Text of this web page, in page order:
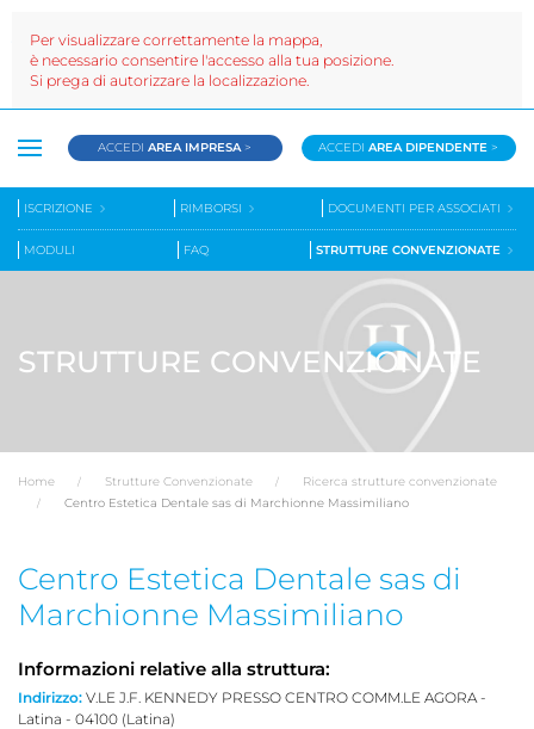
ACCEDIAREA IMPRESA > ACCEDIAREA DIPENDENTE >
ISCRIZIONE RIMBORSI DOCUMENTI PER ASSOCIATI
MODULI FAQ STRUTTURE CONVENZIONATE
STRUTTURE CONVENZIONATE
Home Strutture Convenzionate
Ricerca strutture convenzionate
Centro Estetica Dentale sas di Marchionne Massimiliano
Centro Estetica Dentale sas di
Marchionne Massimiliano
Informazioni relative alla struttura:
Indirizzo: V.LE J.F. KENNEDY PRESSO CENTRO COMM.LE AGORA -
Latina - 04100 (Latina)
Per visualizzare correttamente la mappa,
è necessario consentire l'accesso alla tua posizione.
Si prega di autorizzare la localizzazione.